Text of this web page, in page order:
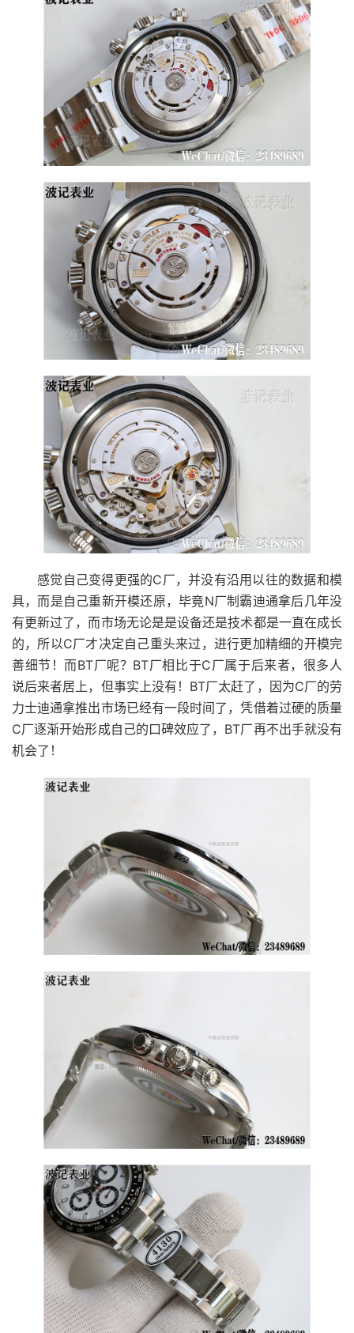
感觉自己变得更强的C厂，并没有沿用以往的数据和模
具，而是自己重新开模还原，毕竟N厂制霸迪通拿后几年没
有更新过了，而市场无论是是设备还是技术都是一直在成长
的，所以C厂才决定自己重头来过，进行更加精细的开模完
善细节！而BT厂呢？BT厂相比于C厂属于后来者，很多人
说后来者居上，但事实上没有！BT厂太赶了，因为C厂的劳
力士迪通拿推出市场已经有一段时间了，凭借着过硬的质量
C厂逐渐开始形成自己的口碑效应了，BT厂再不出手就没有
机会了！